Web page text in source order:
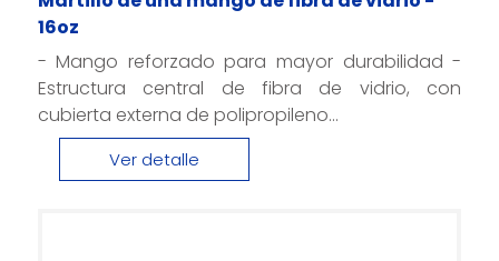
16oz
- Mango reforzado para mayor durabilidad -
Estructura central de fibra de vidrio, con
cubierta externa de polipropileno...
Ver detalle